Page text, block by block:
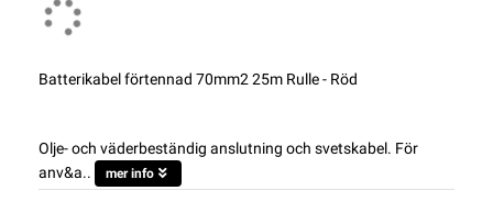
Batterikabel förtennad 70mm2 25m Rulle - Röd
Olje- och väderbeständig anslutning och svetskabel. För
anv&a..
mer info